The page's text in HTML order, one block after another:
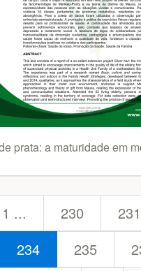
prata: a maturidade em
1 ... 230 231
234 235